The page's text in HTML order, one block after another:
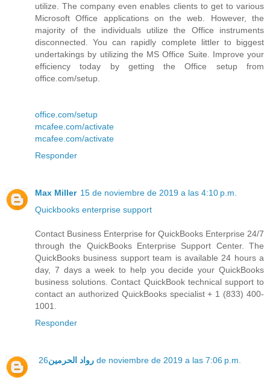
utilize. The company even enables clients to get to various
Microsoft Office applications on the web. However, the
majority of the individuals utilize the Office instruments
disconnected. You can rapidly complete littler to biggest
undertakings by utilizing the MS Office Suite. Improve your
efficiency today by getting the Office setup from
office.com/setup.
office.com/setup
mcafee.com/activate
mcafee.com/activate
Responder
Max Miller 15 de noviembre de 2019 a las 4:10 p.m.
Quickbooks enterprise support
Contact Business Enterprise for QuickBooks Enterprise 24/7
through the QuickBooks Enterprise Support Center. The
QuickBooks business support team is available 24 hours a
day, 7 days a week to help you decide your QuickBooks
business solutions. Contact QuickBook technical support to
contact an authorized QuickBooks specialist + 1 (833) 400-
1001.
Responder
رواد الحرمين 26 de noviembre de 2019 a las 7:06 p.m.